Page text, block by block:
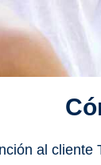
al